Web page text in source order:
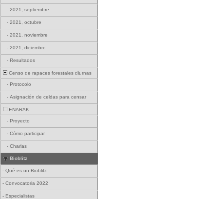
- 2021, septiembre
- 2021, octubre
- 2021, noviembre
- 2021, diciembre
- Resultados
Censo de rapaces forestales diurnas
- Protocolo
- Asignación de celdas para censar
ENARAK
- Proyecto
- Cómo participar
- Charlas
Bioblitz
- Qué es un Bioblitz
- Convocatoria 2022
- Especialistas